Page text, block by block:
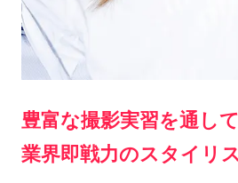
豊富な撮影実習を通して
業界即戦力のスタイリ